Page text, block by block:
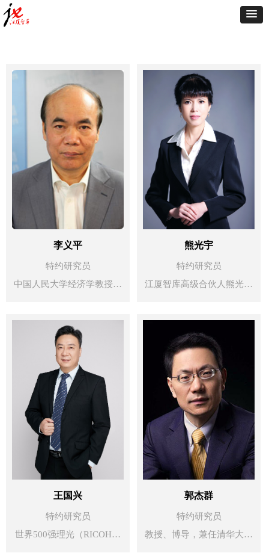
李义平
特约研究员
中国人民大学经济学教授、
经济研究院社会责任研究所
所长，主要为结合经济学知
识和人类文明研究中国的制
度变革、民营经济与中小企
业的发展、国有企业改革
等。著作有《经济改革热点
理论探源》、《体制选择分
析》、《中国的经济过
渡》、《来自市场经济的繁
荣》等，发表论文400余
篇。
熊光宇
特约研究员
江厦智库高级合伙人熊光宇
聘专家、宁波引进人才、资
深供应链专家、卓越运营专
家。熊博士是国际供应链管
理协会（ASCM）认证供应
链专家，是APICS（国际供
应链与运营管理协会）在中
国大陆地区认证的五位
SCOR-P培训专家之一，历
任世界500强企业科学家、
高级运营专家、质量及卓越
运营经理等职务。
王国兴
特约研究员
世界500强理光（RICOH）
郭杰群
特约研究员
教授、博导，兼任清华大学